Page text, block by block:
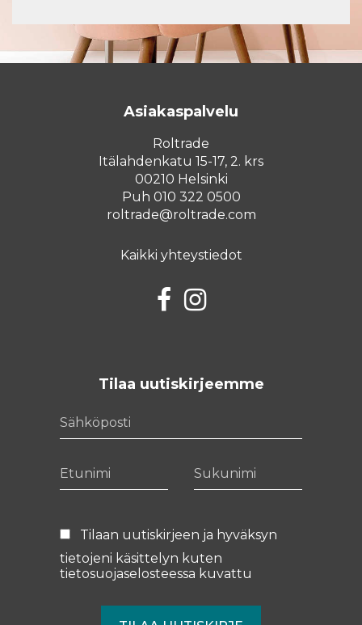
Asiakaspalvelu
Roltrade
Itälahdenkatu 15-17, 2. krs
00210 Helsinki
Puh 010 322 0500
roltrade@roltrade.com
Kaikki yhteystiedot
FacebookInstagram
Tilaa uutiskirjeemme
Tilaan uutiskirjeen ja hyväksyn
tietojeni käsittelyn kuten
tietosuojaselosteessa kuvattu